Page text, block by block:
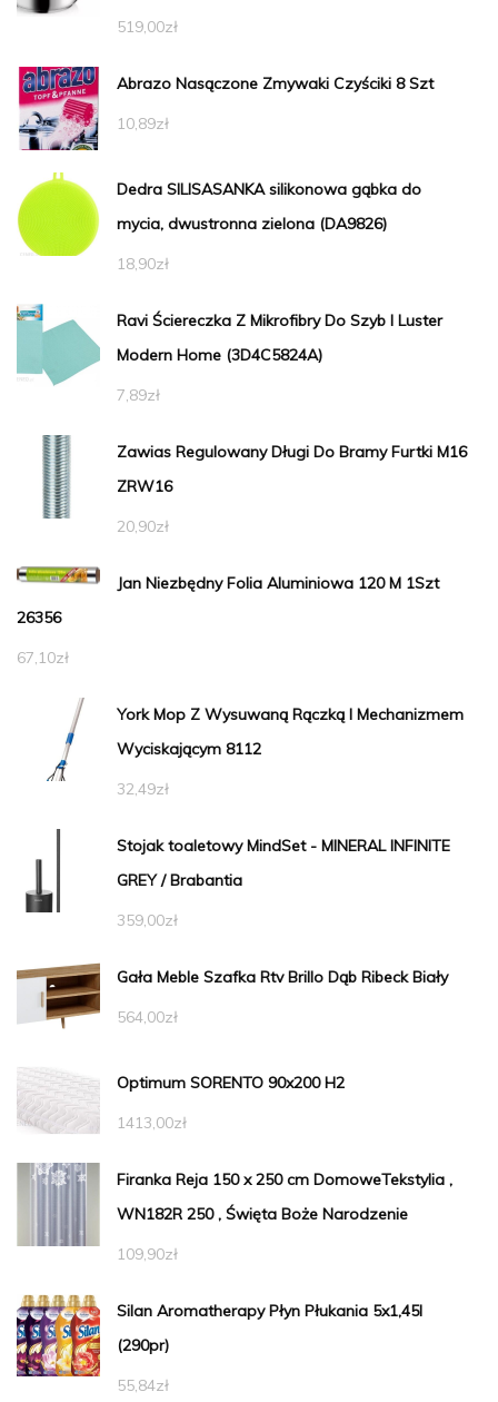
519,00zł
Abrazo Nasączone Zmywaki Czyściki 8 Szt
10,89zł
Dedra SILISASANKA silikonowa gąbka do
mycia, dwustronna zielona (DA9826)
18,90zł
Ravi Ściereczka Z Mikrofibry Do Szyb I Luster
Modern Home (3D4C5824A)
7,89zł
Zawias Regulowany Długi Do Bramy Furtki M16
ZRW16
20,90zł
Jan Niezbędny Folia Aluminiowa 120 M 1Szt
26356
67,10zł
York Mop Z Wysuwaną Rączką I Mechanizmem
Wyciskającym 8112
32,49zł
Stojak toaletowy MindSet - MINERAL INFINITE
GREY / Brabantia
359,00zł
Gała Meble Szafka Rtv Brillo Dąb Ribeck Biały
564,00zł
Optimum SORENTO 90x200 H2
1413,00zł
Firanka Reja 150 x 250 cm DomoweTekstylia ,
WN182R 250 , Święta Boże Narodzenie
109,90zł
Silan Aromatherapy Płyn Płukania 5x1,45l
(290pr)
55,84zł